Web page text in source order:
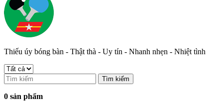
Thiếu úy bóng bàn - Thật thà - Uy tín - Nhanh nhẹn - Nhiệt tình
Tìm kiếm
0 sản phẩm